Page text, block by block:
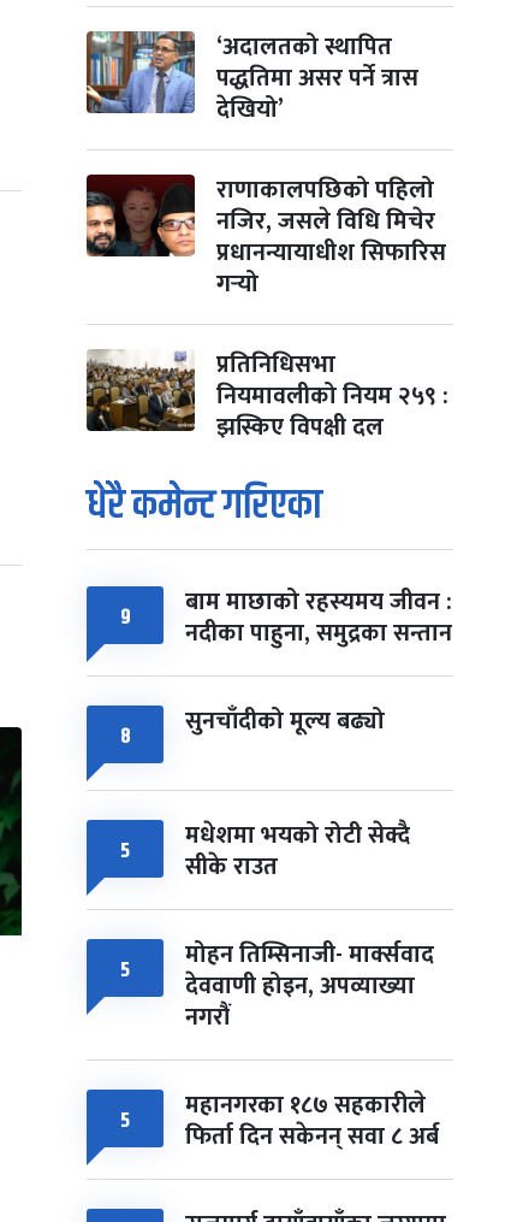
‘अदालतको स्थापित
पद्धतिमा असर पर्ने त्रास
देखियो’
राणाकालपछिको पहिलो
नजिर, जसले विधि मिचेर
प्रधानन्यायाधीश सिफारिस
गर्‍यो
प्रतिनिधिसभा
नियमावलीको नियम २५९ :
झस्किए विपक्षी दल
धेरै कमेन्ट गरिएका
९ बाम माछाको रहस्यमय जीवन :
नदीका पाहुना, समुद्रका सन्तान
८ सुनचाँदीको मूल्य बढ्यो
५ मधेशमा भयको रोटी सेक्दै
सीके राउत
५ मोहन तिम्सिनाजी- मार्क्सवाद
देववाणी होइन, अपव्याख्या
नगरौं
५ महानगरका १८७ सहकारीले
फिर्ता दिन सकेनन् सवा ८ अर्ब